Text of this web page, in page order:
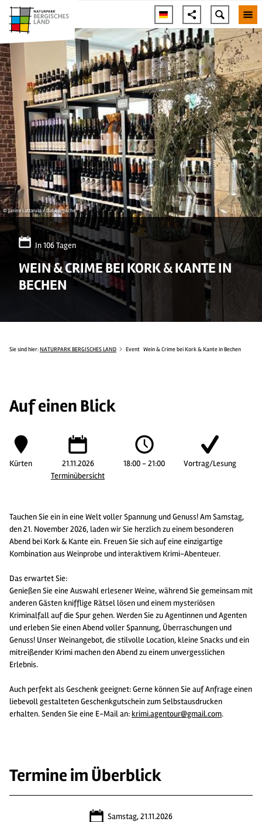
© Janine Lattarulo / Das Bergische
In 106 Tagen
WEIN & CRIME BEI KORK & KANTE IN
BECHEN
Sie sind hier: NATURPARK BERGISCHES LAND Event Wein & Crime bei Kork & Kante in Bechen
Auf einen Blick
Kürten
21.11.2026
Terminübersicht
18:00 - 21:00 Vortrag/Lesung
Tauchen Sie ein in eine Welt voller Spannung und Genuss! Am Samstag,
den 21. November 2026, laden wir Sie herzlich zu einem besonderen
Abend bei Kork & Kante ein. Freuen Sie sich auf eine einzigartige
Kombination aus Weinprobe und interaktivem Krimi-Abenteuer.
Das erwartet Sie:
Genießen Sie eine Auswahl erlesener Weine, während Sie gemeinsam mit
anderen Gästen knifflige Rätsel lösen und einem mysteriösen
Kriminalfall auf die Spur gehen. Werden Sie zu Agentinnen und Agenten
und erleben Sie einen Abend voller Spannung, Überraschungen und
Genuss! Unser Weinangebot, die stilvolle Location, kleine Snacks und ein
mitreißender Krimi machen den Abend zu einem unvergesslichen
Erlebnis.
Auch perfekt als Geschenk geeignet: Gerne können Sie auf Anfrage einen
liebevoll gestalteten Geschenkgutschein zum Selbstausdrucken
erhalten. Senden Sie eine E-Mail an: krimi.agentour@gmail.com.
Termine im Überblick
Samstag, 21.11.2026